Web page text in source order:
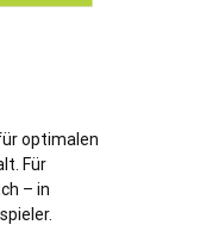
optimalen
Für
– in